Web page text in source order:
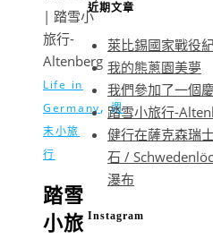
Life in
Germany,週
末小旅
行
踏雪
小旅
近期文章
萊比錫國家戰役
我的熊蔥園美夢
我們參加了一個
踏雪小旅行-
健行在薩克森瑞
石 /
瀑布
Instagram